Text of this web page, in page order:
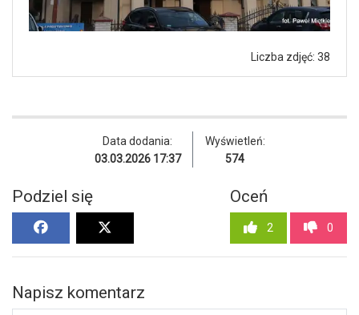
Liczba zdjęć: 38
Data dodania:
03.03.2026 17:37
Wyświetleń:
574
Podziel się Oceń
2 0
Napisz komentarz